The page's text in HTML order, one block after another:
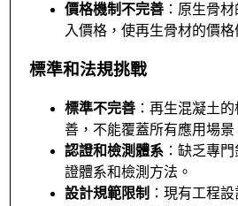
價格機制不完善 ：原生骨
入價格，使再生骨材的價格
標準和法規挑戰
標準不完善 ：再生混凝土
善，不能覆蓋所有應用場景
認證和檢測體系 ：缺乏專
證體系和檢測方法。
設計規範限制 ：現有工程